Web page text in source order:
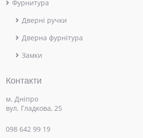
Фурнитура
Дверні ручки
Дверна фурнітура
Замки
Контакти
м. Дніпро
вул. Гладкова, 25
098 642 99 19